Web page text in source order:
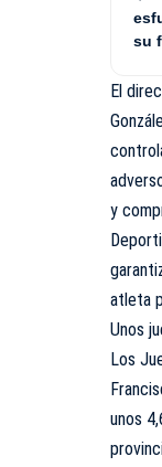
su
El
y
atleta
Unos
Los
unos